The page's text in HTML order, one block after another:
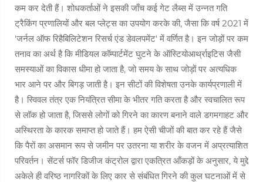
कम कर देती हैं। शोधकर्ताओं ने इसकी जाँच कई गेट लैब्स में उन्नत गति
ट्रैकिंग प्रणालियों और बल प्लेट्स का उपयोग करके की, जैसा कि वर्ष 2021 में
'जर्नल ऑफ रिहैबिलिटेशन रिसर्च एंड डेवलपमेंट' में वर्णित है। इन जोड़ों पर कम
तनाव का अर्थ है कि मीडियल कॉम्पार्टमेंट घुटने के ऑस्टियोआर्थ्राइटिस जैसी
समस्याओं का विकास धीमा हो जाता है, जो समय के साथ जोड़ों पर अत्यधिक
भार आने पर और बिगड़ जाती है। इन सीटों की विशेषता उनके कार्यप्रणाली में
है। स्विवल तंत्र एक नियंत्रित सीमा के भीतर गति करता है और स्वचालित रूप
से लॉक हो जाता है, जिससे लोगों को गिरने का कारण बनाने वाले डगमगाहट और
अस्थिरता के कारक समाप्त हो जाते हैं। हम ऐसी चीजों की बात कर रहे हैं जैसे
कि पैरों का असमान रूप से जमीन पर उतरना या शरीर के वजन में अप्रत्याशित
परिवर्तन। सेंटर्स फॉर डिजीज कंट्रोल द्वारा एकत्रित आँकड़ों के अनुसार, ये मुद्दे
अकेले ही वरिष्ठ नागरिकों के लिए कार से संबंधित गिरने की कुल घटनाओं में से